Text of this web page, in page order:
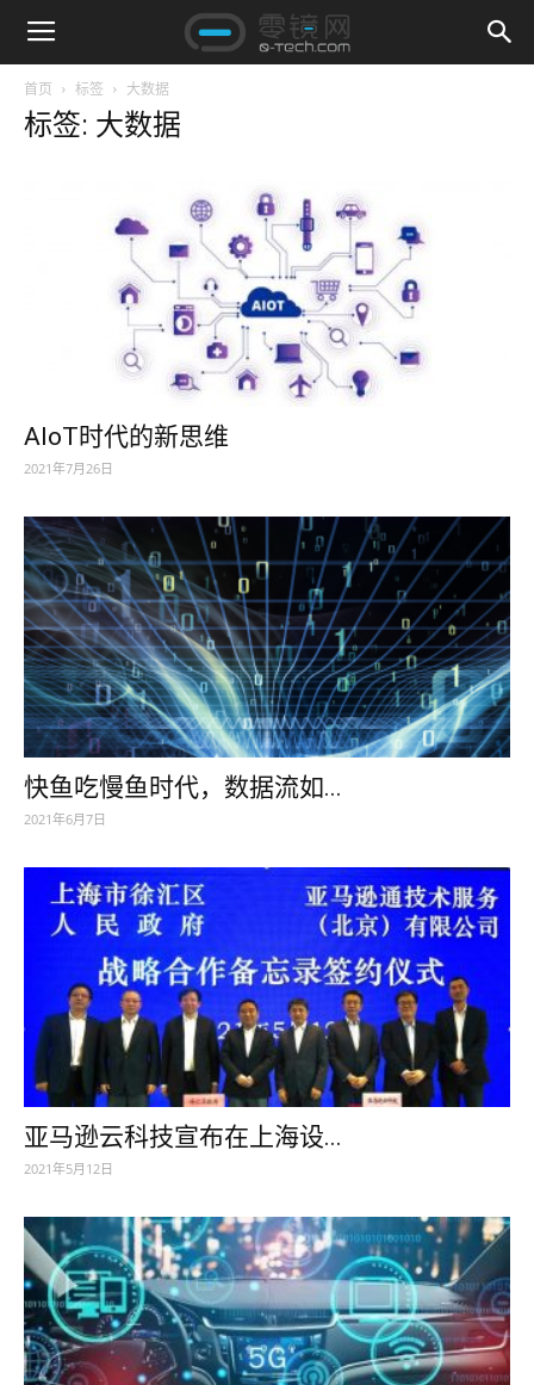
首页 标签 大数据
标签: 大数据
AIoT时代的新思维
2021年7月26日
快鱼吃慢鱼时代，数据流如...
2021年6月7日
亚马逊云科技宣布在上海设...
2021年5月12日